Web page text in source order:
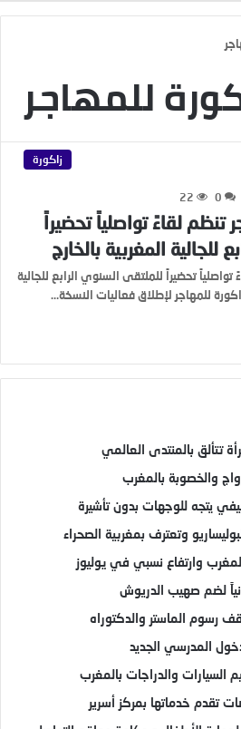
للمهاجر
زاكورة
0
22
تنظم لقاءً تواصلياً تحضيراً
للجالية المغربية بالخارج
تحضيراً للملتقى السنوي الرابع للجالية
للمهاجر لإطلاق فعاليات النسخة…
تتألق بالمنتدى العالمي
والخصوبة بالمغرب
يتجه للوجهات بدون تأشيرة
وتعترف بمغربية الصحراء
وارتفاع نسبي في يوليوز
لضم صهيب الدريوش
رسوم الماستر والدكتوراه
المدرسي الجديد
السيارات والدراجات بالمغرب
تقدم خدماتها بمركز أسرير